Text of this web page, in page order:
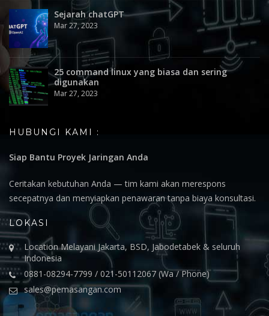
Sejarah chatGPT
Mar 27, 2023
25 command linux yang biasa dan sering
digunakan
Mar 27, 2023
HUBUNGI KAMI :
Siap Bantu Proyek Jaringan Anda
Ceritakan kebutuhan Anda — tim kami akan merespons
secepatnya dan menyiapkan penawaran tanpa biaya konsultasi.
LOKASI
Location Melayani Jakarta, BSD, Jabodetabek & seluruh
Indonesia
0881-08294-7799 / 021-50112067 (Wa / Phone)
sales@pemasangan.com